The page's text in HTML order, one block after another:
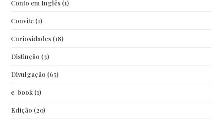
Conto em Inglês (1)
Convite (1)
Curiosidades (18)
Distinção (3)
Divulgação (65)
e-book (1)
Edição (20)